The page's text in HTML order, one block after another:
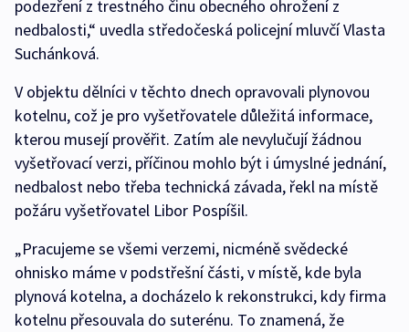
podezření z trestného činu obecného ohrožení z
nedbalosti,“ uvedla středočeská policejní mluvčí Vlasta
Suchánková.
V objektu dělníci v těchto dnech opravovali plynovou
kotelnu, což je pro vyšetřovatele důležitá informace,
kterou musejí prověřit. Zatím ale nevylučují žádnou
vyšetřovací verzi, příčinou mohlo být i úmyslné jednání,
nedbalost nebo třeba technická závada, řekl na místě
požáru vyšetřovatel Libor Pospíšil.
„Pracujeme se všemi verzemi, nicméně svědecké
ohnisko máme v podstřešní části, v místě, kde byla
plynová kotelna, a docházelo k rekonstrukci, kdy firma
kotelnu přesouvala do suterénu. To znamená, že